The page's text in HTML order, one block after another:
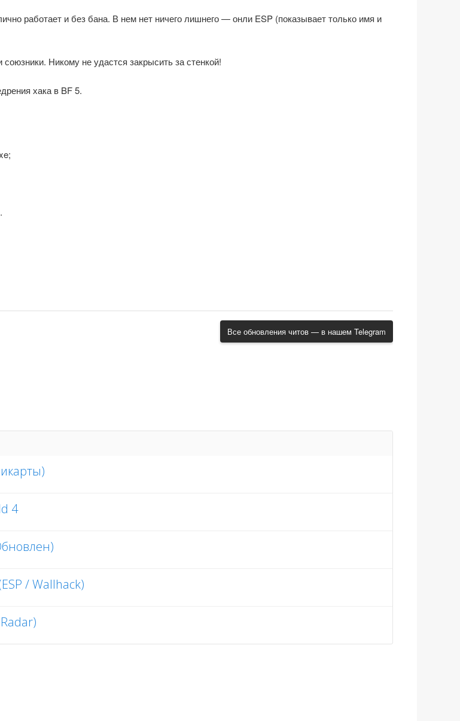
работает и без бана. В нем нет ничего лишнего — онли ESP (показывает только имя и
Никому не удастся закрысить за стенкой!
хака в BF 5.
Все обновления читов — в нашем Telegram
4
/ Wallhack)